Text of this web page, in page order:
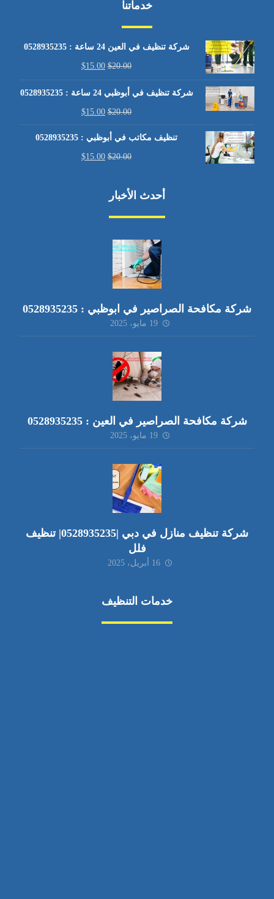
خدماتنا
شركة تنظيف في العين 24 ساعة : 0528935235
$20.00
$15.00
شركة تنظيف في أبوظبي 24 ساعة : 0528935235
$20.00
$15.00
تنظيف مكاتب في أبوظبي : 0528935235
$20.00
$15.00
أحدث الأخبار
شركة مكافحة الصراصير في ابوظبي : 0528935235
19 مايو، 2025
شركة مكافحة الصراصير في العين : 0528935235
19 مايو، 2025
شركة تنظيف منازل في دبي |0528935235| تنظيف
فلل
16 أبريل، 2025
خدمات التنظيف